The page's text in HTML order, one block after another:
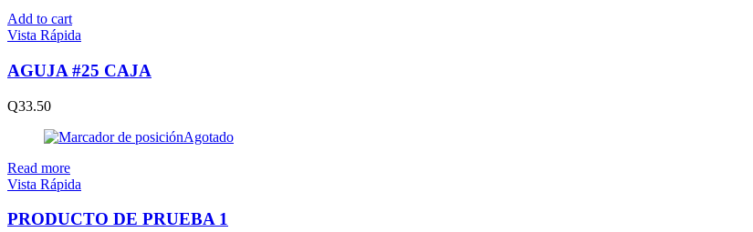
Add to cart
Vista Rápida
AGUJA #25 CAJA
Q33.50
Agotado
Read more
Vista Rápida
PRODUCTO DE PRUEBA 1